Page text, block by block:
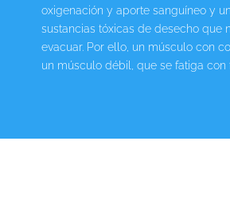
oxigenación y aporte sanguíneo y
sustancias tóxicas de desecho que
evacuar. Por ello, un músculo con
un músculo débil, que se fatiga con